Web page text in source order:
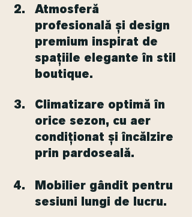
Atmosferă
profesională și design
premium inspirat de
spațiile elegante în stil
boutique.
Climatizare optimă în
orice sezon, cu aer
condiționat și încălzire
prin pardoseală.
Mobilier gândit pentru
sesiuni lungi de lucru.